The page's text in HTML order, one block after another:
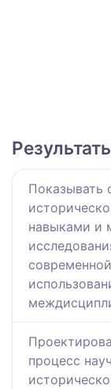
Показывать
навыками и
процесс